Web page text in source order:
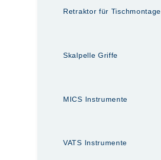
Retraktor für Tischmontage
Skalpelle Griffe
MICS Instrumente
VATS Instrumente